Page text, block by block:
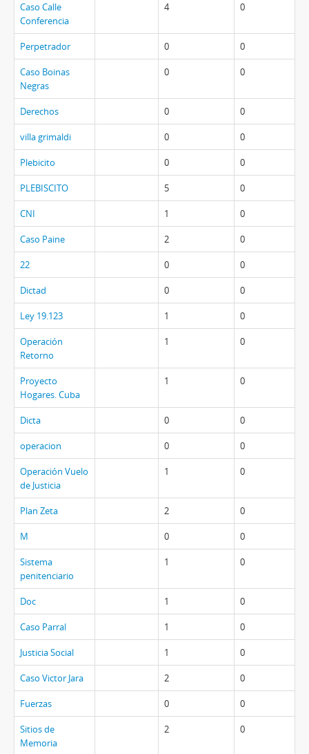
Caso Calle
Conferencia
4 0
Perpetrador 0 0
Caso Boinas
Negras
0 0
Derechos 0 0
villa grimaldi 0 0
Plebicito 0 0
PLEBISCITO 5 0
CNI 1 0
Caso Paine 2 0
22 0 0
Dictad 0 0
Ley 19.123 1 0
Operación
Retorno
1 0
Proyecto
Hogares. Cuba
1 0
Dicta 0 0
operacion 0 0
Operación Vuelo
de Justicia
1 0
Plan Zeta 2 0
M 0 0
Sistema
penitenciario
1 0
Doc 1 0
Caso Parral 1 0
Justicia Social 1 0
Caso Victor Jara 2 0
Fuerzas 0 0
Sitios de
Memoria
2 0